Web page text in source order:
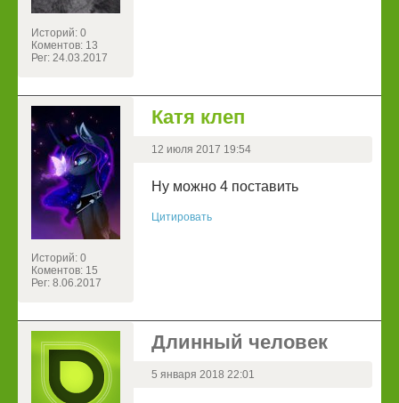
Историй: 0
Коментов: 13
Рег: 24.03.2017
Историй: 0
Коментов: 15
Рег: 8.06.2017
Катя клеп
12 июля 2017 19:54
Ну можно 4 поставить
Цитировать
Длинный человек
5 января 2018 22:01